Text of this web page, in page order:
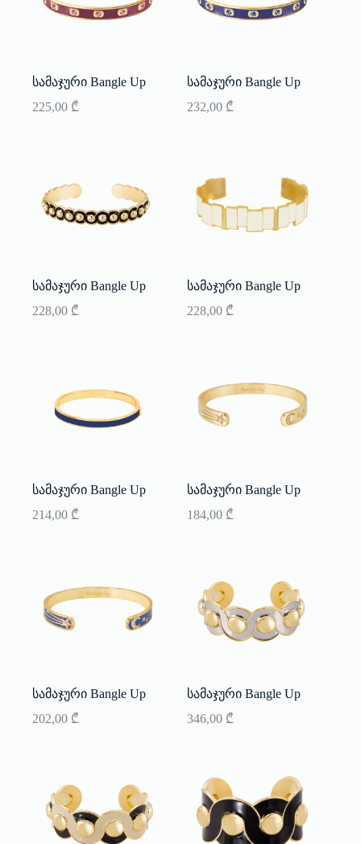
სამაჯური Bangle Up
225,00 ₾
სამაჯური Bangle Up
232,00 ₾
სამაჯური Bangle Up
228,00 ₾
სამაჯური Bangle Up
228,00 ₾
სამაჯური Bangle Up
214,00 ₾
სამაჯური Bangle Up
184,00 ₾
სამაჯური Bangle Up
202,00 ₾
სამაჯური Bangle Up
346,00 ₾